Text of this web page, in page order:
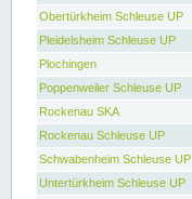
Obertürkheim Schleuse UP
Pleidelsheim Schleuse UP
Plochingen
Poppenweiler Schleuse UP
Rockenau SKA
Rockenau Schleuse UP
Schwabenheim Schleuse UP
Untertürkheim Schleuse UP